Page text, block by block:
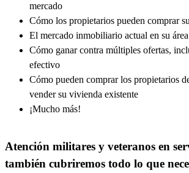
mercado
Cómo los propietarios pueden comprar
El mercado inmobiliario actual en su área
Cómo ganar contra múltiples ofertas,
efectivo
Cómo pueden comprar los propietarios
vender su vivienda existente
¡Mucho más!
Atención militares y veteranos en
también cubriremos todo lo que